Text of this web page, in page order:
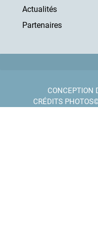
Actualités
Partenaires
CONCEPTION
CRÉDITS